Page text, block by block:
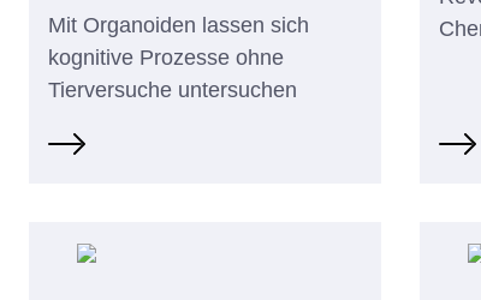
Mit Organoiden lassen sich
kognitive Prozesse ohne
Tierversuche untersuchen